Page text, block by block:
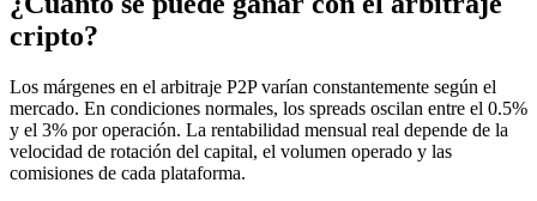
cripto?
Los márgenes en el arbitraje P2P varían constantemente según el
mercado. En condiciones normales, los spreads oscilan entre el 0.5%
y el 3% por operación. La rentabilidad mensual real depende de la
velocidad de rotación del capital, el volumen operado y las
comisiones de cada plataforma.